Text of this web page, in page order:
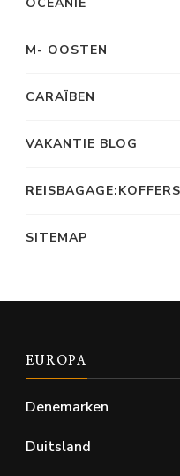
M- OOSTEN
CARAÏBEN
VAKANTIE BLOG
SITEMAP
EUROPA
Denemarken
Duitsland